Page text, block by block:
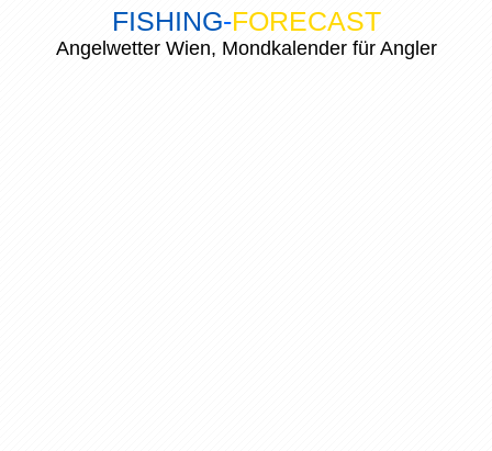
FISHING-FORECAST
Angelwetter Wien, Mondkalender für Angler